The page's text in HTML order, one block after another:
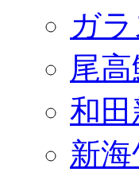
ガ
尾
和
新